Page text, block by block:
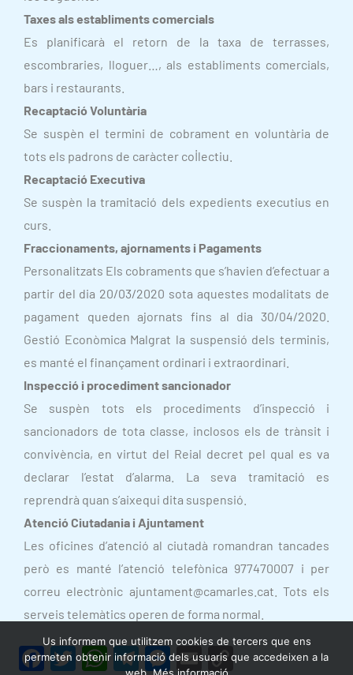
Taxes als establiments comercials
Es planificarà el retorn de la taxa de terrasses,
escombraries, lloguer…, als establiments comercials,
bars i restaurants.
Recaptació Voluntària
Se suspèn el termini de cobrament en voluntària de
tots els padrons de caràcter col·lectiu.
Recaptació Executiva
Se suspèn la tramitació dels expedients executius en
curs.
Fraccionaments, ajornaments i Pagaments
Personalitzats Els cobraments que s’havien d’efectuar a
partir del dia 20/03/2020 sota aquestes modalitats de
pagament queden ajornats fins al dia 30/04/2020.
Gestió Econòmica Malgrat la suspensió dels terminis,
es manté el finançament ordinari i extraordinari.
Inspecció i procediment sancionador
Se suspèn tots els procediments d’inspecció i
sancionadors de tota classe, inclosos els de trànsit i
convivència, en virtut del Reial decret pel qual es va
declarar l’estat d’alarma. La seva tramitació es
reprendrà quan s’aixequi dita suspensió.
Atenció Ciutadania i Ajuntament
Les oficines d’atenció al ciutadà romandran tancades
però es manté l’atenció telefònica 977470007 i per
correu electrònic ajuntament@camarles.cat. Tots els
serveis telemàtics operen de forma normal.
F T W T M E C
Us informem que utilitzem cookies de tercers que ens
permeten obtenir informació dels usuaris que accedeixen a la